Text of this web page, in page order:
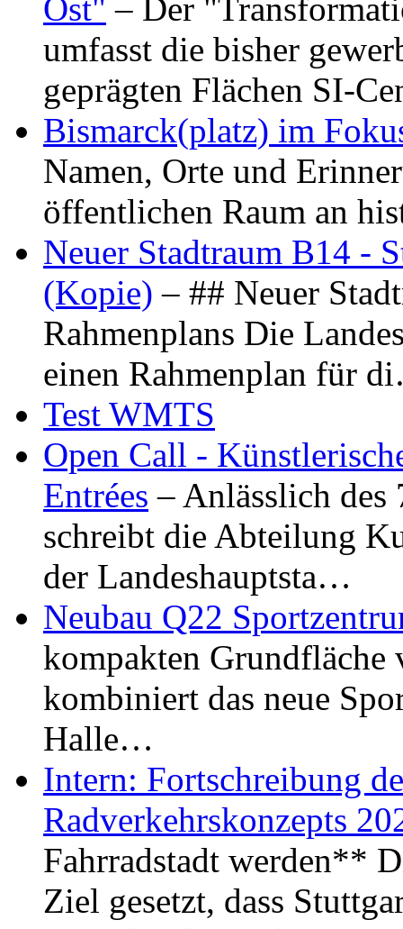
Ost" – Der
umfasst die bisher
geprägten Flächen SI-
Bismarck(platz) im
Namen, Orte und
öffentlichen Raum an
Neuer Stadtraum B14 -
(Kopie) – ## Neuer
Rahmenplans Die
einen Rahmenplan für
Test WMTS
Open Call -
Entrées – Anlässlich
schreibt die Abteilung
der Landeshauptsta…
Neubau Q22
kompakten Grundfläche
kombiniert das neue
Halle…
Intern: Fortschreibung
Radverkehrskonzepts
Fahrradstadt werden**
Ziel gesetzt, dass